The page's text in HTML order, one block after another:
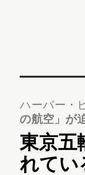
ハーバー・
の航空」が
東京五
れてい